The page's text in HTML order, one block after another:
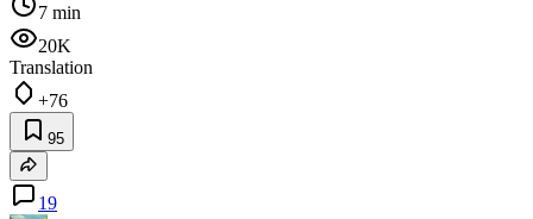
7 min
20K
Translation
+76
95
19